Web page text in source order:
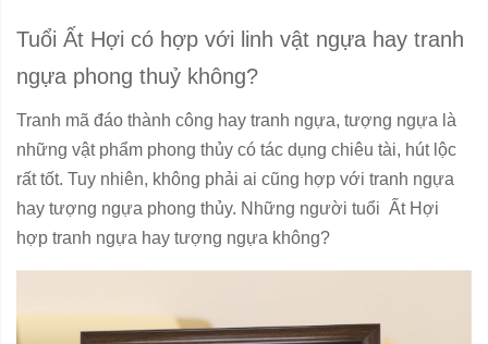
Tuổi Ất Hợi có hợp với linh vật ngựa hay tranh
ngựa phong thuỷ không?
Tranh mã đáo thành công hay tranh ngựa, tượng ngựa là
những vật phẩm phong thủy có tác dụng chiêu tài, hút lộc
rất tốt. Tuy nhiên, không phải ai cũng hợp với tranh ngựa
hay tượng ngựa phong thủy. Những người tuổi Ất Hợi
hợp tranh ngựa hay tượng ngựa không?